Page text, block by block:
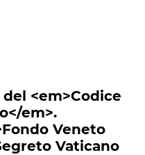
<em>Codice
em>.
Veneto
Vaticano